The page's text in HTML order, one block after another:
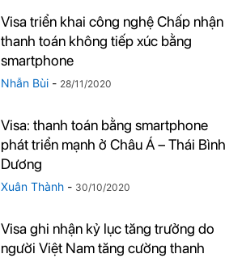
Visa triển khai công nghệ Chấp nhận
thanh toán không tiếp xúc bằng
smartphone
Nhẫn Bùi - 28/11/2020
Visa: thanh toán bằng smartphone
phát triển mạnh ở Châu Á – Thái Bình
Dương
Xuân Thành - 30/10/2020
Visa ghi nhận kỷ lục tăng trưởng do
người Việt Nam tăng cường thanh